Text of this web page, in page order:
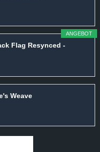
ANGEBOT
Flag Resynced -
Weave